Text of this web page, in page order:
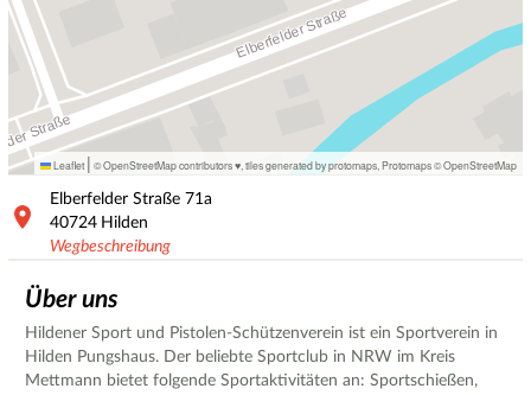
Leaflet | © OpenStreetMap contributors ♥, tiles generated by protomaps Protomaps©OpenStreetMap
Elberfelder Straße 71a
40724 Hilden
Wegbeschreibung
Über uns
Hildener Sport und Pistolen-Schützenverein ist ein Sportverein in
Hilden Pungshaus. Der beliebte Sportclub in NRW im Kreis
Mettmann bietet folgende Sportaktivitäten an: Sportschießen,